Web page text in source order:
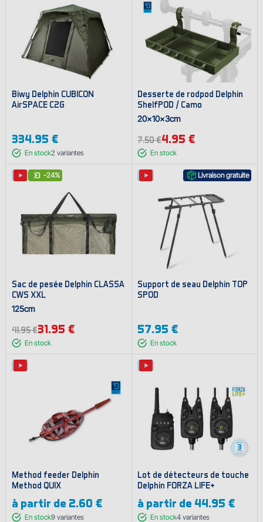
Biwy Delphin CUBICON
AirSPACE C2G
334.95 €
En stock2 variantes
Desserte de rodpod Delphin
ShelfPOD / Camo
20x10x3cm
7.50 €4.95 €
En stock
-24%
Sac de pesée Delphin CLASSA
CWS XXL
125cm
41.95 €31.95 €
En stock
Livraison gratuite
Support de seau Delphin TOP
SPOD
57.95 €
En stock
Method feeder Delphin
Method QUIX
à partir de 2.60 €
En stock9 variantes
Lot de détecteurs de touche
Delphin FORZA LIFE+
à partir de 44.95 €
En stock4 variantes